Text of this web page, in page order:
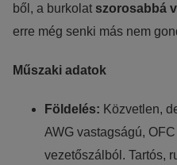
ből, a burkolat szorosabbá
erre még senki más nem
Műszaki adatok
Földelés: Közvetlen,
AWG vastagságú,
vezetőszálból. Tartós,